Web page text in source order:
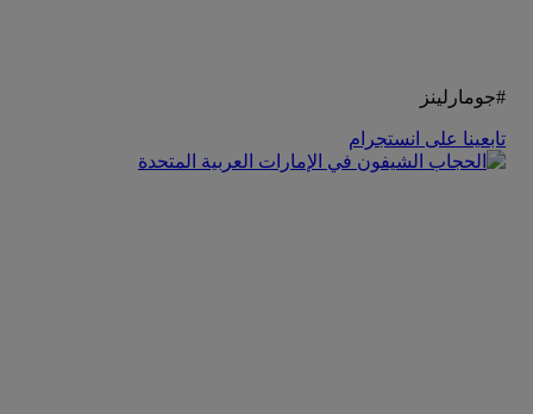
#جومارلينز
تابعينا على انستجرام